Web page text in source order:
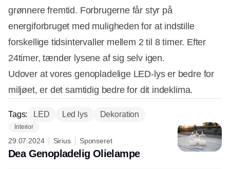
grønnere fremtid. Forbrugerne får styr på
energiforbruget med muligheden for at indstille
forskellige tidsintervaller mellem 2 til 8 timer. Efter
24timer, tænder lysene af sig selv igen.
Udover at vores genopladelige LED-lys er bedre for
miljøet, er det samtidig bedre for dit indeklima.
Tags: LED Led lys Dekoration
Interior
29.07.2024 Sirius Sponseret
Dea Genopladelig Olielampe